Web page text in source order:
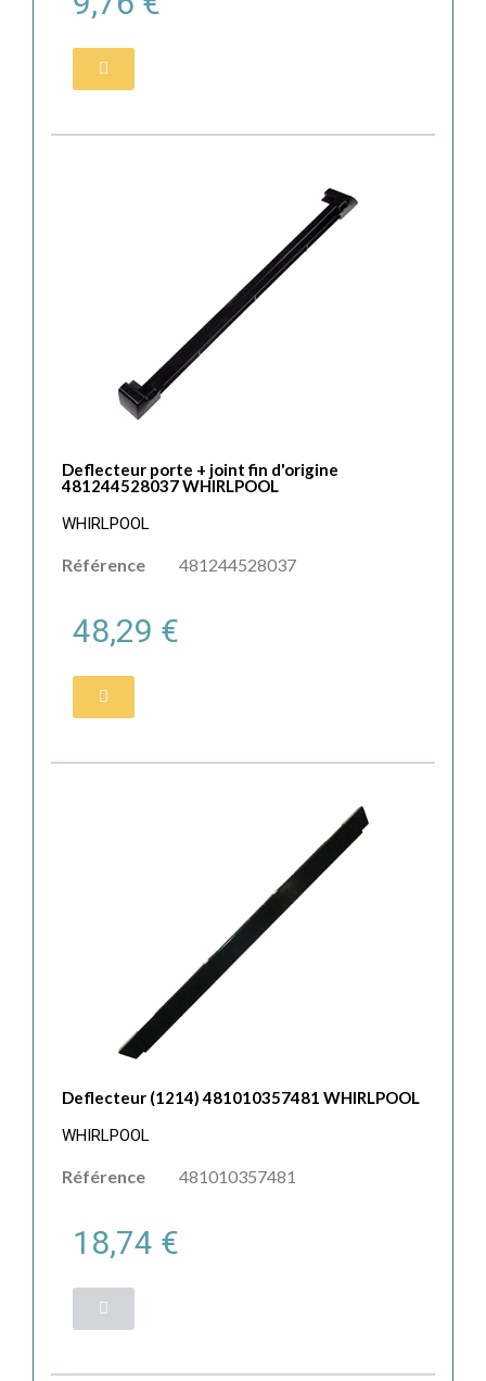
Deflecteur porte + joint fin d'origine
481244528037 WHIRLPOOL
WHIRLPOOL
Référence 481244528037
48,29 €
Deflecteur (1214) 481010357481 WHIRLPOOL
WHIRLPOOL
Référence 481010357481
18,74 €